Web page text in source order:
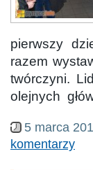
pierwszy
razem
twórczyni.
olejnych
5 marca
komentarzy